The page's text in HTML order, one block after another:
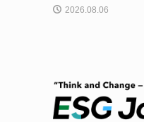
2026.08.06